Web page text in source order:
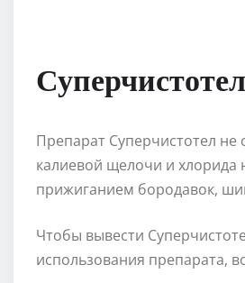
Суперчистотел
Препарат Суперчистотел не
калиевой щелочи и хлорида
прижиганием бородавок,
Чтобы вывести
использования препарата,